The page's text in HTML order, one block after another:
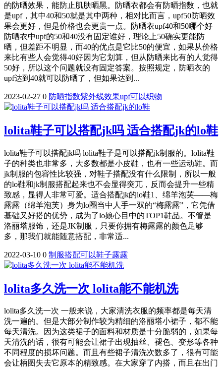
的防晒效果，能防止肌肤晒黑。防晒衣都会有防晒指数，也就
是upf，其中40和50就是其中两种，相对比而言，upf50防晒效
果会更好，但是价格也会更贵一点。防晒衣upf40和50哪个好
防晒衣中upf的50和40没有固定谁好，理论上50确实更能防
晒，但差距不明显，而40的优点是它比50的便宜，如果从价格
来比有些人会觉得40好因为它划算，但从防晒来比有的人觉得
50好，所以这个问题就没有固定答案。按照规定，防晒衣的
upf达到40就可以防晒了，但如果达到...
2023-02-27 0 防晒指数紫外线效果upf可以织物
lolita鞋子可以搭配jk吗 适合搭配jk的lo鞋
lolita鞋子可以搭配jk吗 lolita鞋子是可以搭配jk制服的。lolita鞋
子的种类也非常多，大多数都是小皮鞋，也有一些运动鞋。而
jk制服的包容性比较强，对鞋子搭配没有什么限制，所以一般
的lo鞋和jk制服搭配起来也不会显得突兀，反而会提升一些精
致感，显得人非常可爱。适合搭配jk的lo鞋1、绵羊泡芙——梅
露露（绵羊泡芙）身为lo圈当中人手一双的“梅露露”，它凭借
基础又好搭的优势，成为了lo娘心目中的TOP1鞋品。不管是
洛丽塔服饰，还是JK制服，只要你拥有梅露露的颜色足够
多，那我们就能随意搭配，非常适...
2022-03-10 0 制服搭配可以鞋子露露
lolita多久洗一次 lolita能不能机洗
lolita多久洗一次 一般来说，大家清洗衣服的频率都是每天清
洗一遍的。但是大部分制作较为精细的洛丽塔小裙子，都不能
每天清洗。因为这类裙子的面料和材质是十分脆弱的，如果每
天清洗的话，很有可能会让裙子出现抽丝、褪色、变形等各种
不同程度的损坏问题。而且有些裙子清洗次数多了，很有可能
会让柄图失去它原本的精致感。在大家穿了内搭，而且在出门